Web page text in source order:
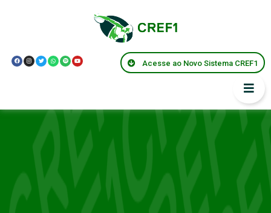
Acesse ao Novo Sistema CREF1